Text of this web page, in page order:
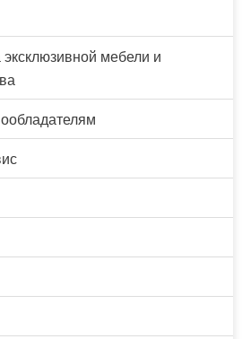
мебели и